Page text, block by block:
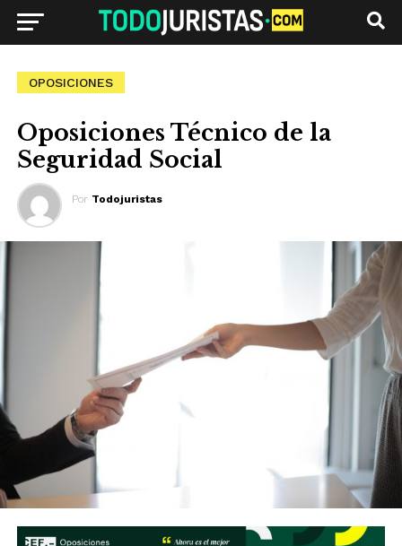
OPOSICIONES
Oposiciones Técnico de la
Seguridad Social
Por Todojuristas